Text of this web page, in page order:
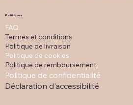
Politiques
FAQ
Termes et conditions
Politique de livraison
Politique de cookies
Politique de remboursement
Politique de confidentialité
Déclaration d'accessibilité